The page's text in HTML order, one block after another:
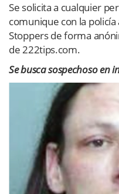
Se solicita a cualquier
comunique con la
Stoppers de forma
de 222tips.com.
Se busca sospechoso en